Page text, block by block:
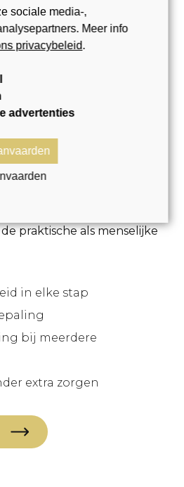
na een overlijden vraagt
aanpak.
praktische als menselijke
in elke stap
bij meerdere
extra zorgen
sociale media-,
Meer info
privacybeleid.
advertenties